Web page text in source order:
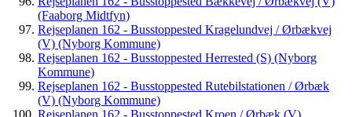
(Faaborg Midtfyn)
Rejseplanen 162 - Busstoppested Kragelundvej / Ørbækvej
(V) (Nyborg Kommune)
Rejseplanen 162 - Busstoppested Herrested (S) (Nyborg
Kommune)
Rejseplanen 162 - Busstoppested Rutebilstationen / Ørbæk
(V) (Nyborg Kommune)